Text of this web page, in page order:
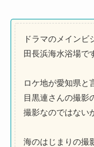
ドラマのメイン
田長浜海水浴場で
ロケ地が愛知県と
目黒連さんの撮影
撮影なのではない
海のはじまりの撮